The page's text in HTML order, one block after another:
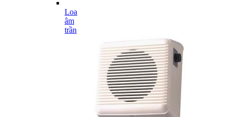
Loa
âm
trần